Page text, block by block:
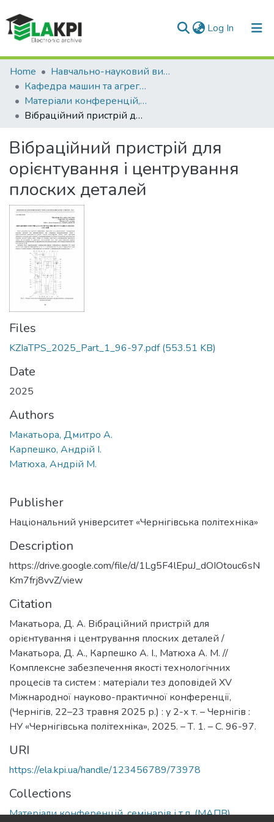
Log In (current)
Communities & Collections
All of DSpace
Statistics
Home
Навчально-науковий видавничо-полiграфiчний інститут (НН ВПІ)
Кафедра машин та агрегатів поліграфічного виробництва (МАПВ)
Матеріали конференцій, семінарів і т.п. (МАПВ)
Вібраційний пристрій для орієнтування і центрування плоских деталей
Вібраційний пристрій для
орієнтування і центрування
плоских деталей
Files
KZIaTPS_2025_Part_1_96-97.pdf(553.51 KB)
Date
2025
Authors
Макатьора, Дмитро А.
Карпешко, Андрій І.
Матюха, Андрій М.
Publisher
Національний університет «Чернігівська політехніка»
Description
https://drive.google.com/file/d/1Lg5F4lEpuJ_dOIOtouc6sN
Km7frj8vvZ/view
Citation
Макатьора, Д. А. Вібраційний пристрій для
орієнтування і центрування плоских деталей /
Макатьора, Д. А., Карпешко А. І., Матюха А. М. //
Комплексне забезпечення якості технологічних
процесів та систем : матеріали тез доповідей XV
Міжнародної науково-практичної конференції,
(Чернігів, 22–23 травня 2025 р.) : у 2-х т. – Чернігів :
НУ «Чернігівська політехніка», 2025. – Т. 1. – С. 96-97.
URI
https://ela.kpi.ua/handle/123456789/73978
Collections
Матеріали конференцій, семінарів і т.п. (МАПВ)